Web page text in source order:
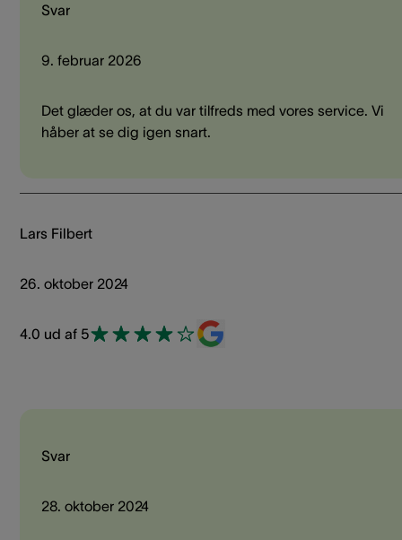
Svar
9. februar 2026
Det glæder os, at du var tilfreds med vores service. Vi
håber at se dig igen snart.
Lars Filbert
26. oktober 2024
4.0 ud af 5
Svar
28. oktober 2024